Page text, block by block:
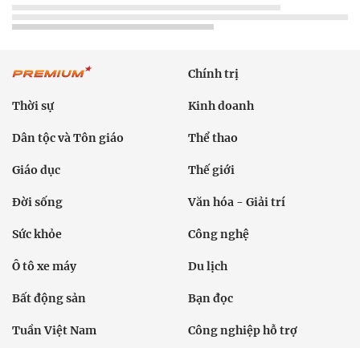
Chính trị
Thời sự Kinh doanh
Dân tộc và Tôn giáo Thể thao
Giáo dục Thế giới
Đời sống Văn hóa - Giải trí
Sức khỏe Công nghệ
Ô tô xe máy Du lịch
Bất động sản Bạn đọc
Tuần Việt Nam Công nghiệp hỗ trợ